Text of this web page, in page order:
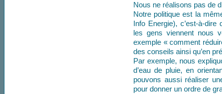
Nous ne réalisons pas de
Notre politique est la
Info Energie), c’est-à-dire
les gens viennent nous
exemple « comment
des conseils ainsi qu’en
Par exemple, nous
d’eau de pluie, en
pouvons aussi réaliser
pour donner un ordre de